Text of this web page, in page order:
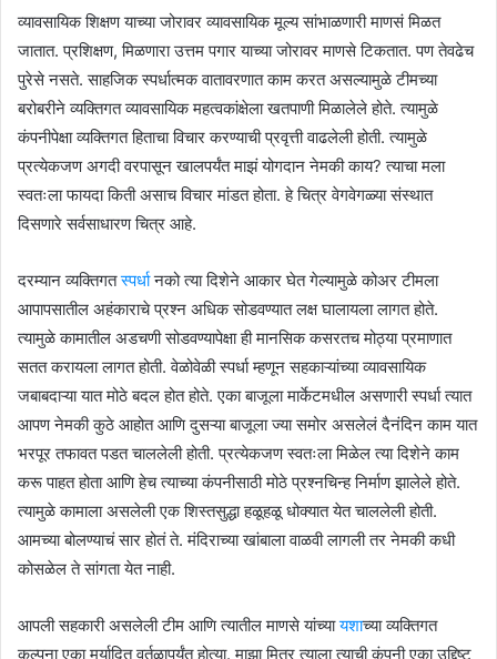
व्यावसायिक शिक्षण याच्या जोरावर व्यावसायिक मूल्य सांभाळणारी माणसं मिळत
जातात. प्रशिक्षण, मिळणारा उत्तम पगार याच्या जोरावर माणसे टिकतात. पण तेवढेच
पुरेसे नसते. साहजिक स्पर्धात्मक वातावरणात काम करत असल्यामुळे टीमच्या
बरोबरीने व्यक्तिगत व्यावसायिक महत्वकांक्षेला खतपाणी मिळालेले होते. त्यामुळे
कंपनीपेक्षा व्यक्तिगत हिताचा विचार करण्याची प्रवृत्ती वाढलेली होती. त्यामुळे
प्रत्येकजण अगदी वरपासून खालपर्यंत माझं योगदान नेमकी काय? त्याचा मला
स्वतःला फायदा किती असाच विचार मांडत होता. हे चित्र वेगवेगळ्या संस्थात
दिसणारे सर्वसाधारण चित्र आहे.
दरम्यान व्यक्तिगतस्पर्धानको त्या दिशेने आकार घेत गेल्यामुळे कोअर टीमला
आपापसातील अहंकाराचे प्रश्न अधिक सोडवण्यात लक्ष घालायला लागत होते.
त्यामुळे कामातील अडचणी सोडवण्यापेक्षा ही मानसिक कसरतच मोठ्या प्रमाणात
सतत करायला लागत होती. वेळोवेळी स्पर्धा म्हणून सहकाऱ्यांच्या व्यावसायिक
जबाबदाऱ्या यात मोठे बदल होत होते. एका बाजूला मार्केटमधील असणारी स्पर्धा त्यात
आपण नेमकी कुठे आहोत आणि दुसऱ्या बाजूला ज्या समोर असलेलं दैनंदिन काम यात
भरपूर तफावत पडत चाललेली होती. प्रत्येकजण स्वतःला मिळेल त्या दिशेने काम
करू पाहत होता आणि हेच त्याच्या कंपनीसाठी मोठे प्रश्नचिन्ह निर्माण झालेले होते.
त्यामुळे कामाला असलेली एक शिस्तसुद्धा हळूहळू धोक्यात येत चाललेली होती.
आमच्या बोलण्याचं सार होतं ते. मंदिराच्या खांबाला वाळवी लागली तर नेमकी कधी
कोसळेल ते सांगता येत नाही.
आपली सहकारी असलेली टीम आणि त्यातील माणसे यांच्यायशाच्या व्यक्तिगत
कल्पना एका मर्यादित वर्तुळापर्यंत होत्या. माझा मित्र त्याला त्याची कंपनी एका उद्दिष्ट